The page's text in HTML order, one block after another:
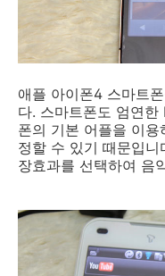
애플 아이폰4 스마트
다. 스마트폰도 엄연
폰의 기본 어플을 이
정할 수 있기 때문입
장효과를 선택하여 음